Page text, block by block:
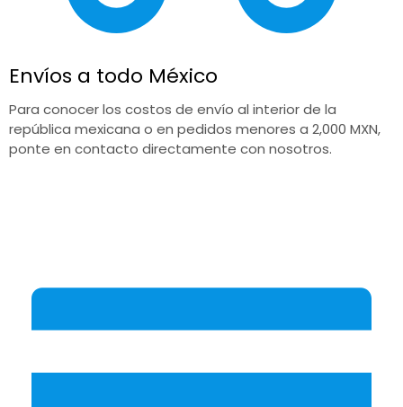
Envíos a todo México
Para conocer los costos de envío al interior de la
república mexicana o en pedidos menores a 2,000 MXN,
ponte en contacto directamente con nosotros.